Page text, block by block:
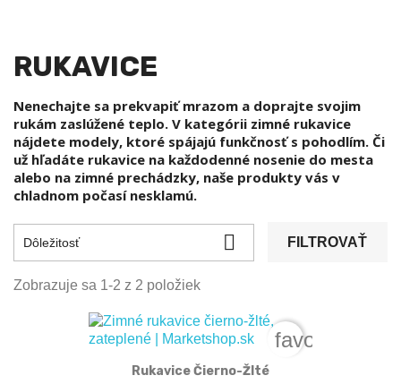
RUKAVICE
Nenechajte sa prekvapiť mrazom a doprajte svojim
rukám zaslúžené teplo. V kategórii zimné rukavice
nájdete modely, ktoré spájajú funkčnosť s pohodlím. Či
už hľadáte rukavice na každodenné nosenie do mesta
alebo na zimné prechádzky, naše produkty vás v
chladnom počasí nesklamú.
Dôležitosť  FILTROVAŤ
Zobrazuje sa 1-2 z 2 položiek
Rukavice Čierno-Žlté